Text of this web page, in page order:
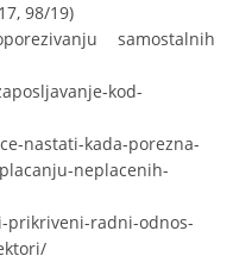
98/19)
samostalnih
kod-
nastati-kada-porezna-
neplacenih-
radni-odnos-